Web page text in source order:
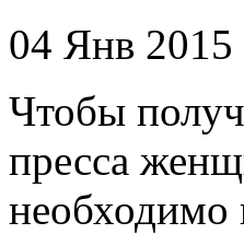
04 Янв 2015
Чтобы
пресса
необходимо